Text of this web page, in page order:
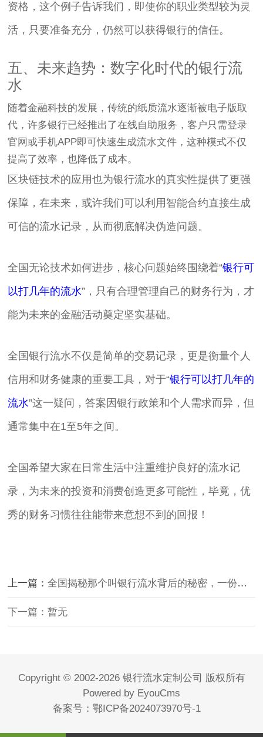
资格，这个例子告诉我们，即使你的职业类型较为灵
活，只要准备充分，仍然可以获得银行的信任。
五、未来趋势：数字化时代的银行流
水
随着金融科技的发展，传统的纸质流水逐渐被电子版取
代，许多银行已经推出了在线自助服务，客户只需登录
官网或手机APP即可快速生成流水文件，这种模式不仅
提高了效率，也降低了成本。
区块链技术的应用也为银行流水的真实性提供了更强
保障，在未来，或许我们可以利用智能合约直接生成
可信的流水记录，从而彻底解决伪造问题。
全国无论技术如何进步，核心问题始终围绕着“银行可
以打几年的流水”，只有合理管理自己的财务行为，才
能为未来的金融活动奠定坚实基础。
全国银行流水不仅是简单的交易记录，更是衡量个人
信用和财务健康的重要工具，对于“银行可以打几年的
流水”这一疑问，答案因银行政策和个人需求而异，但
通常集中在1至5年之间。
全国希望大家在日常生活中注重维护良好的流水记
录，为未来的投资和消费创造更多可能性，毕竟，优
秀的财务习惯往往能带来意想不到的回报！
上一篇：全国揭秘那个叫银行流水背后的秘密，一份全面解读
下一篇：暂无
Copyright © 2002-2026 银行流水定制公司 版权所有
Powered by EyouCms
备案号： 鄂ICP备2024073970号-1